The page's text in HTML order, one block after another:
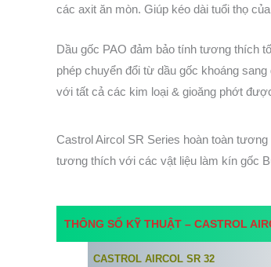
các axit ăn mòn. Giúp kéo dài tuổi thọ
Dầu gốc PAO đảm bảo tính tương thích
phép chuyển đổi từ dầu gốc khoáng
với tất cả các kim loại & gioăng phớt
Castrol Aircol SR Series hoàn toàn
tương thích với các vật liệu làm kín gốc
THÔNG SỐ KỸ THUẬT –CASTROL
CASTROL AIRCOL SR 32